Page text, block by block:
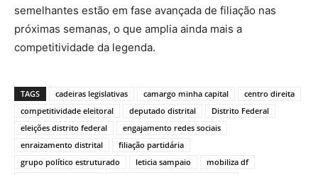
semelhantes estão em fase avançada de filiação nas
próximas semanas, o que amplia ainda mais a
competitividade da legenda.
TAGS cadeiras legislativas camargo minha capital
centro direita
competitividade eleitoral
deputado distrital
Distrito Federal
eleições distrito federal
engajamento redes sociais
enraizamento distrital
filiação partidária
grupo político estruturado
leticia sampaio
mobiliza df